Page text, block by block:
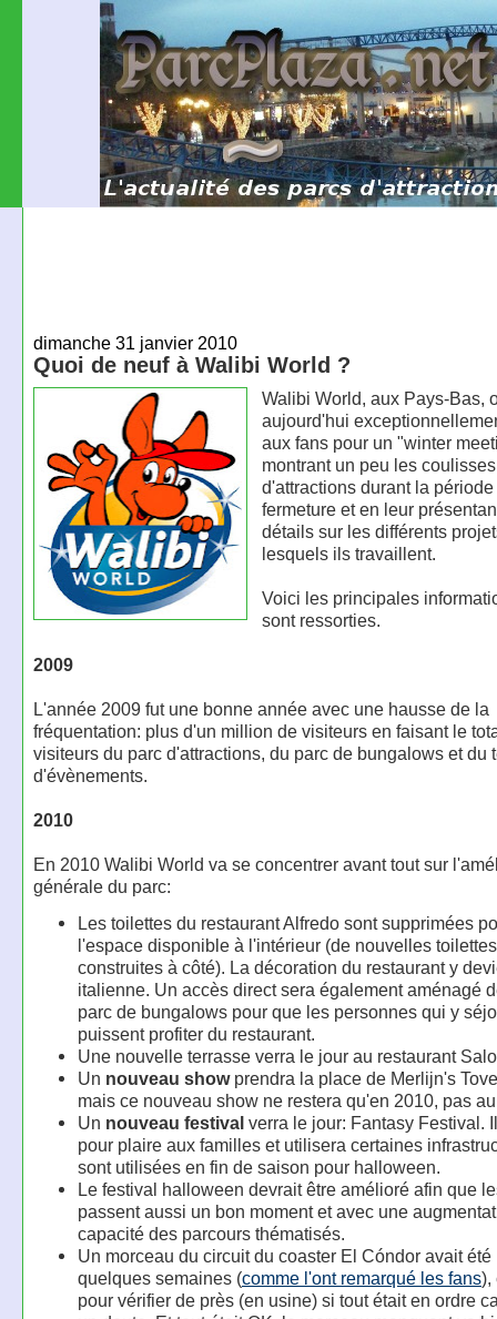
dimanche 31 janvier 2010
Quoi de neuf à Walibi World ?
Walibi World, aux Pays-Bas,
aujourd'hui
aux fans pour un "winter
montrant un peu les
d'attractions durant la
fermeture et en leur
détails sur les différents
lesquels ils travaillent.
Voici les principales
sont ressorties.
2009
L'année 2009 fut une bonne année avec une hausse de la
fréquentation: plus d'un million de visiteurs en faisant le
visiteurs du parc d'attractions, du parc de bungalows et du
d'évènements.
2010
En 2010 Walibi World va se concentrer avant tout sur
générale du parc:
Les toilettes du restaurant Alfredo sont supprimées
l'espace disponible à l'intérieur (de nouvelles
construites à côté). La décoration du restaurant y
italienne. Un accès direct sera également aménagé
parc de bungalows pour que les personnes qui y
puissent profiter du restaurant.
Une nouvelle terrasse verra le jour au restaurant
Un nouveau showprendra la place de Merlijn's
mais ce nouveau show ne restera qu'en 2010, pas
Un nouveau festivalverra le jour: Fantasy Festival.
pour plaire aux familles et utilisera certaines
sont utilisées en fin de saison pour halloween.
Le festival halloween devrait être amélioré afin que
passent aussi un bon moment et avec une
capacité des parcours thématisés.
Un morceau du circuit du coaster El Cóndor avait été
quelques semaines (comme l'ont remarqué les fans),
pour vérifier de près (en usine) si tout était en ordre